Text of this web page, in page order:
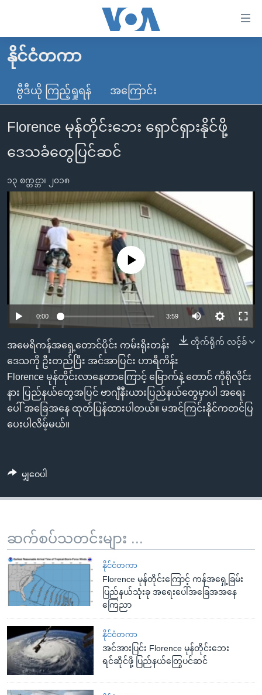
လွယ်ကူ
စေ
သည့်
များ
ပင်မ
သို့
ကျော်
ကြည့်
ကြည့်
ရန်
ရှာဖွေ
ရန်
နေရာ
သို့
မူလစာမျက်နှာ
မြန်မာ
ကမ္ဘာ့သတင်းများ
နိုင်ငံတကာ
အမေရိကန်
အစ္စရေး-ပါလက်စတိုင်း
ဗွီဒီယို
သတင်းလွတ်လပ်ခွင့်
ရပ်ဝန်းတခု လမ်းတခု အလွန်
အင်္ဂလိပ်စာလေ့လာမယ်
အမေရိကန်သုံးအီဒီယံ
မကြေးမုံရဲ့ အင်္ဂလိပ်စာ
ရုပ်ရှင်ထဲက အင်္ဂလိပ်စာ
သုတပဒေသာ အင်္ဂလိပ်စာ
အပတ်စဉ်ကဏ္ဍများ
ရေဒီယို
ရေဒီယိုနှင့်ရုပ်သံ အချက်အလက်များ
ရေဒီယို/တီဗွီအစီအစဉ်
Learning English
ဗွီအိုအေ လူမှုကွန်ယက်များ
ဘာသာစကားများ
နိုင်ငံတကာ
ဗွီဒီယို ကြည့်ရှုရန် အကြောင်း
Florence မုန်တိုင်းဘေး ရှောင်ရှားနိုင်ဖို့
ဒေသခံတွေပြင်ဆင်
၁၃ စက္တင္ဘာ၊ ၂၀၁၈
No media source currently available
0:00 3:59
တိုက်ရိုက် လင့်ခ်
အမေရိကန်အရှေ့တောင်ပိုင်း ကမ်းရိုးတန်း
ဒေသကို ဦးတည်ပြီး အင်အာပြင်း ဟာရီကိန်း
Florence မုန်တိုင်းလာနေတာကြောင့် မြောက်နဲ့ တောင် ကိုရိုလိုင်း
နား ပြည်နယ်တွေအပြင် ဗာဂျီနီးယားပြည်နယ်တွေမှာပါ အရေး
ပေါ် အခြေအနေ ထုတ်ပြန်ထားပါတယ်။ မအင်ကြင်းနိုင်ကတင်ပြ
ပေးပါလိမ့်မယ်။
မျှဝေပါ
ဆက်စပ်သတင်းများ ...
နိုင်ငံတကာ
Florence မုန်တိုင်းကြောင့် ကန်အရှေ့ခြမ်း
ပြည်နယ်သုံးခု အရေးပေါ်အခြေအအနေ
ကြေညာ
နိုင်ငံတကာ
အင်အားပြင်း Florence မုန်တိုင်းဘေး
ရင်ဆိုင်ဖို့ ပြည်နယ်တြွေပင်ဆင်